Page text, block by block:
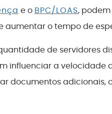
e o BPC/LOAS,
aumentar o tempo de
de servidores
influenciar a velocidade
documentos